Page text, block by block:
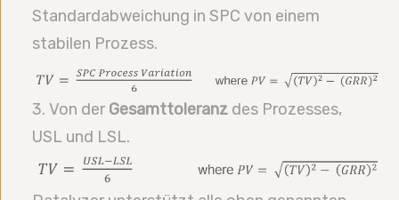
Standardabweichung in SPC von einem
stabilen Prozess.
3. Von der Gesamttoleranz des Prozesses,
USL und LSL.